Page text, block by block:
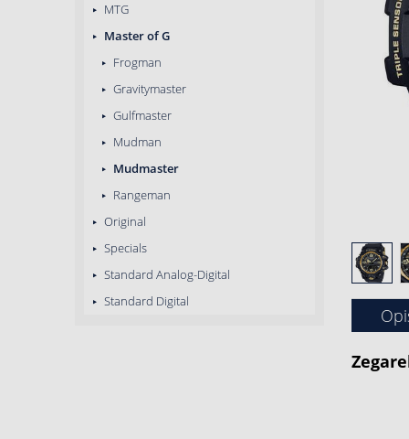
MTG
Master of G
Frogman
Gravitymaster
Gulfmaster
Mudman
Mudmaster
Rangeman
Original
Specials
Standard Analog-Digital
Standard Digital